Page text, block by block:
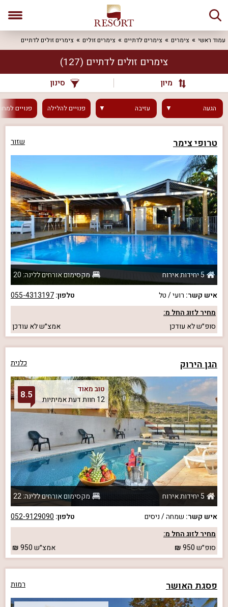
עמוד ראשי צימרים צימרים לדתיים צימרים זולים צימרים זולים לדתיים
צימרים זולים לדתיים (127)
מיון סינון
הגעה עזיבה פנוייםלהלילה פנויים
טרופי צימר שזור
5 יחידות אירוח
מקסימום אורחים ללינה: 20
איש קשר: רועי / טל טלפון:055-4313197
מחיר לזוג החל מ:
סופ״שלא עודכן אמצ״שלא עודכן
הגן הירוק כלנית
טוב מאוד
12 חוות דעת אמיתיות
8.5
5 יחידות אירוח
מקסימום אורחים ללינה: 22
איש קשר: שמחה / ניסים טלפון: 052-9129090
מחיר לזוג החל מ:
סופ״ש950 אמצ״ש950
פסגת האושר רמות